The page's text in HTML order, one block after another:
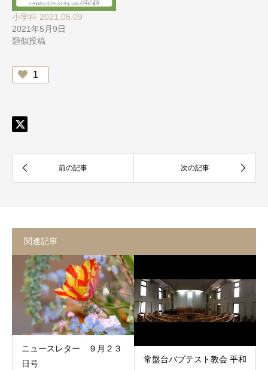
小学科 2021.05.09
2021年5月9日
類似投稿
1
関連記事
ニュースレター ９月２３
日号
常盤台バプテスト教会 平和